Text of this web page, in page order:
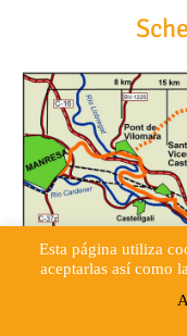
Esta página utiliza
aceptarlas así como la